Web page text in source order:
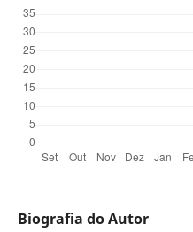
Biografia do Autor